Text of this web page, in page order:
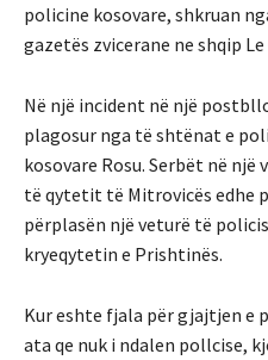
policine kosovare, shkruan
gazetës zvicerane ne shqip
Në një incident në një
plagosur nga të shtënat e
kosovare Rosu. Serbët në një
të qytetit të Mitrovicës edhe
përplasën një veturë të
kryeqytetin e Prishtinës.
Kur eshte fjala për gjajtjen e
ata qe nuk i ndalen pollcise,